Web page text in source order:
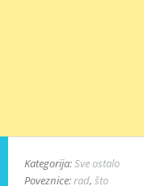
Kategorija: Sve ostalo
Poveznice:rad, što